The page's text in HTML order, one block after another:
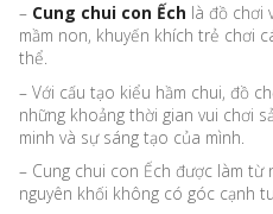
– Cung chui con Ếch là đồ chơi
mầm non, khuyến khích trẻ chơi
thể.
– Với cấu tạo kiểu hầm chui, đồ
những khoảng thời gian vui chơi
minh và sự sáng tạo của mình.
– Cung chui con Ếch được làm từ
nguyên khối không có góc cạnh